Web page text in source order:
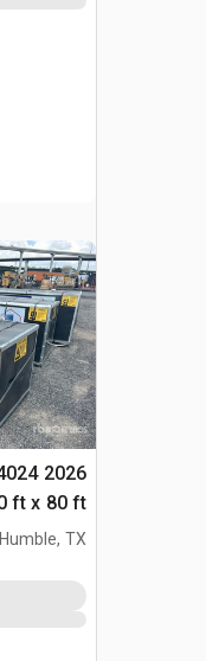
(Unused)
TX